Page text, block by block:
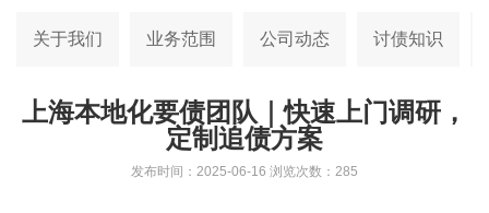
关于我们 业务范围 公司动态 讨债知识
上海本地化要债团队｜快速上门调研，
定制追债方案
发布时间：2025-06-16 浏览次数：285